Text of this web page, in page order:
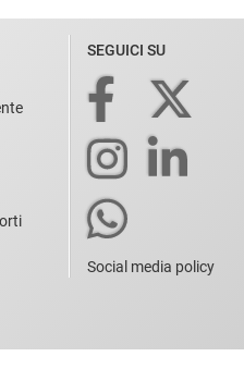
SEGUICI SU
Social media policy